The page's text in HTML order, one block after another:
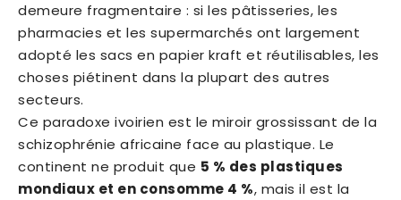
demeure fragmentaire : si les pâtisseries, les
pharmacies et les supermarchés ont largement
adopté les sacs en papier kraft et réutilisables, les
choses piétinent dans la plupart des autres
secteurs.
Ce paradoxe ivoirien est le miroir grossissant de la
schizophrénie africaine face au plastique. Le
continent ne produit que 5 % des plastiques
mondiaux et en consomme 4 %, mais il est la